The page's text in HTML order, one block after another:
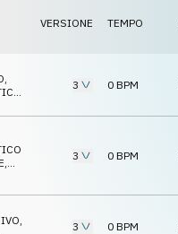
VERSIONE TEMPO
3 0 BPM
3 0 BPM
3 0 BPM